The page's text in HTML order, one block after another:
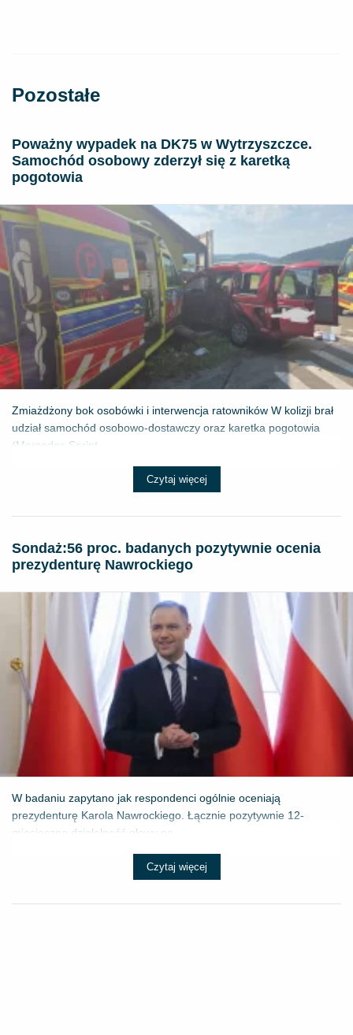
Pozostałe
Poważny wypadek na DK75 w Wytrzyszczce.
Samochód osobowy zderzył się z karetką
pogotowia
Zmiażdżony bok osobówki i interwencja ratowników W kolizji brał
udział samochód osobowo-dostawczy oraz karetka pogotowia
(Mercedes Sprint...
Czytaj więcej
​Sondaż:56 proc. badanych pozytywnie ocenia
prezydenturę Nawrockiego
W badaniu zapytano jak respondenci ogólnie oceniają
prezydenturę Karola Nawrockiego. Łącznie pozytywnie 12-
miesięczną działalność głowy pa...
Czytaj więcej